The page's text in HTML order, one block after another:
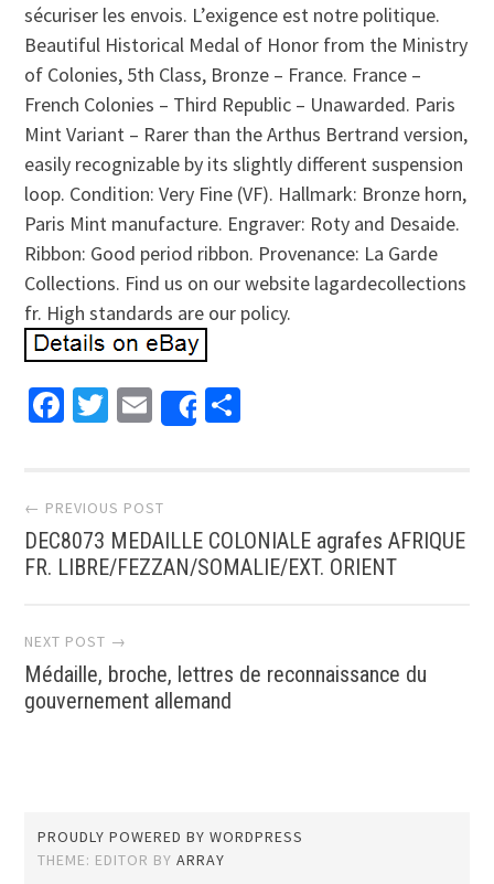
sécuriser les envois. L’exigence est notre politique.
Beautiful Historical Medal of Honor from the Ministry
of Colonies, 5th Class, Bronze – France. France –
French Colonies – Third Republic – Unawarded. Paris
Mint Variant – Rarer than the Arthus Bertrand version,
easily recognizable by its slightly different suspension
loop. Condition: Very Fine (VF). Hallmark: Bronze horn,
Paris Mint manufacture. Engraver: Roty and Desaide.
Ribbon: Good period ribbon. Provenance: La Garde
Collections. Find us on our website lagardecollections
fr. High standards are our policy.
Facebook
Twitter
EmailShare
Post navigation
← PREVIOUS POST
DEC8073 MEDAILLE COLONIALE agrafes AFRIQUE
FR. LIBRE/FEZZAN/SOMALIE/EXT. ORIENT
NEXT POST →
Médaille, broche, lettres de reconnaissance du
gouvernement allemand
PROUDLY POWERED BY WORDPRESS
THEME: EDITOR BYARRAY